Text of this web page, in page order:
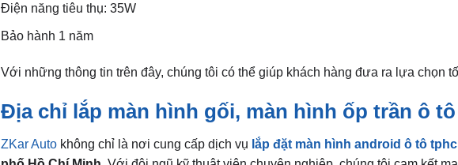
Điện năng tiêu thụ: 35W
Bảo hành 1 năm
Với những thông tin trên đây, chúng tôi có thể giúp khách hàng đưa ra lựa chọn
Địa chỉ lắp màn hình gối, màn hình ốp trần ô
ZKar Auto không chỉ là nơi cung cấp dịch vụ lắp đặt màn hình android ô tô